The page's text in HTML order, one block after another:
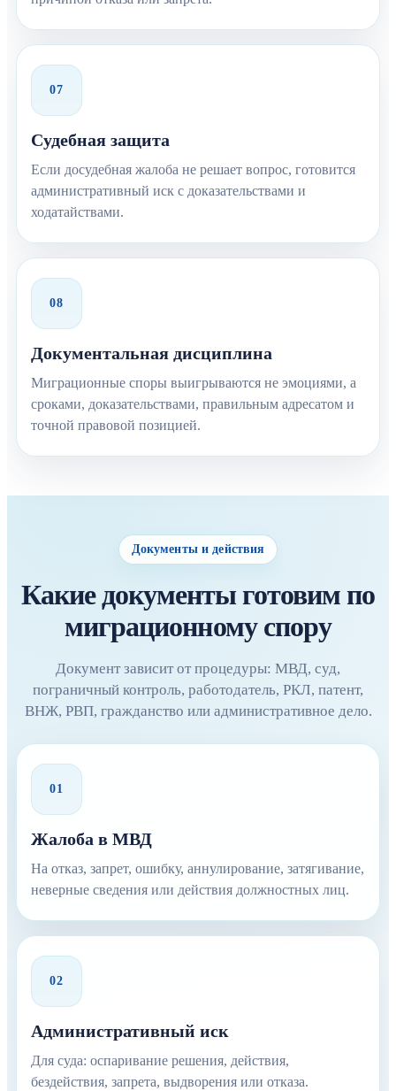
07
Судебная защита
Если досудебная жалоба не решает вопрос, готовится
административный иск с доказательствами и
ходатайствами.
08
Документальная дисциплина
Миграционные споры выигрываются не эмоциями, а
сроками, доказательствами, правильным адресатом и
точной правовой позицией.
Документы и действия
Какие документы готовим по
миграционному спору
Документ зависит от процедуры: МВД, суд,
пограничный контроль, работодатель, РКЛ, патент,
ВНЖ, РВП, гражданство или административное дело.
01
Жалоба в МВД
На отказ, запрет, ошибку, аннулирование, затягивание,
неверные сведения или действия должностных лиц.
02
Административный иск
Для суда: оспаривание решения, действия,
бездействия, запрета, выдворения или отказа.